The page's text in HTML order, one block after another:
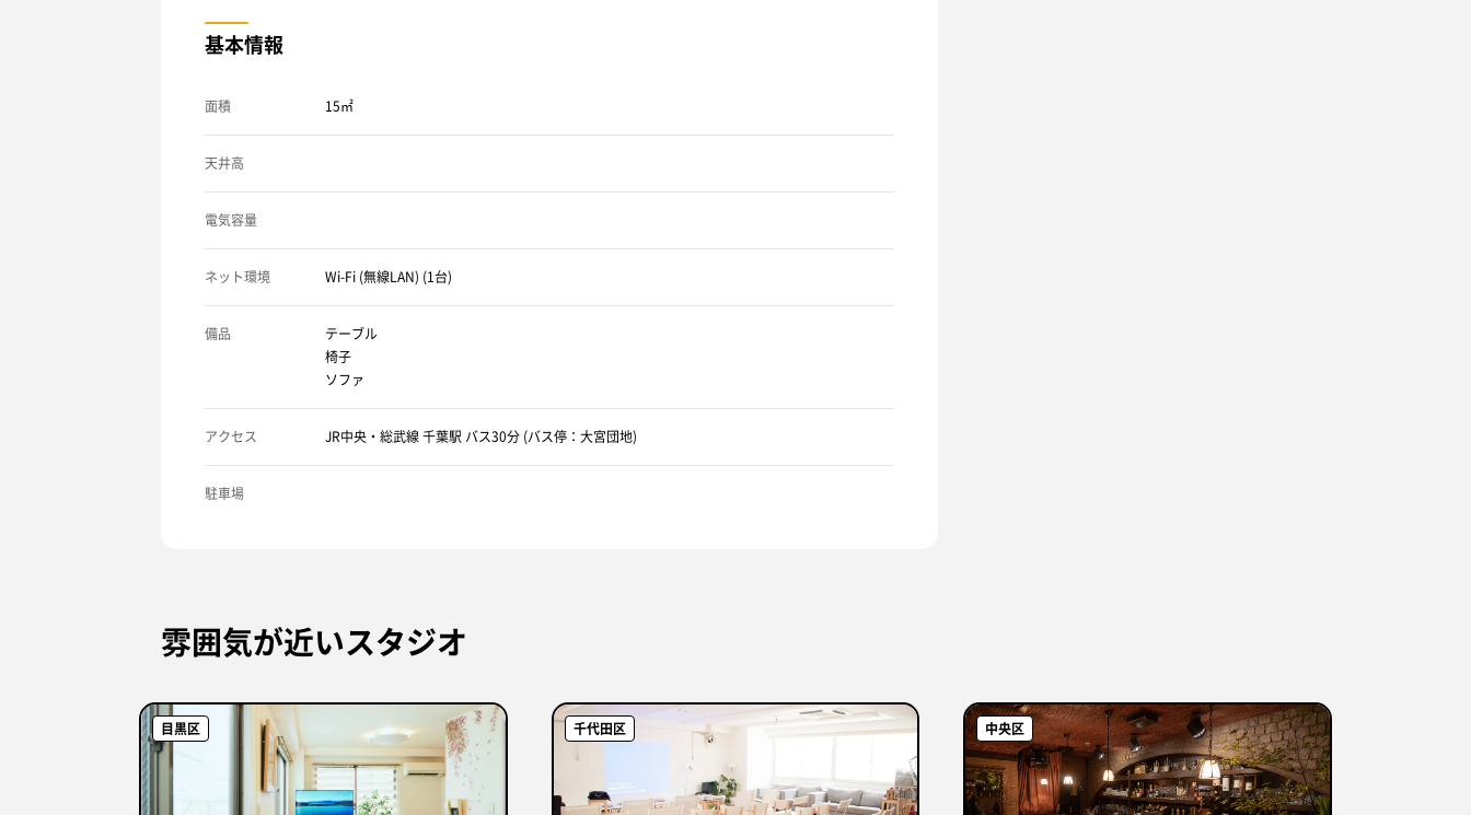
基本情報
面積 15㎡
天井高
電気容量
ネット環境 Wi-Fi (無線LAN) (1台)
備品
テーブル
椅子
ソファ
アクセス JR中央・総武線 千葉駅 バス30分 (バス停：大宮団地)
駐車場
雰囲気が近いスタジオ
目黒区 千代田区 中央区